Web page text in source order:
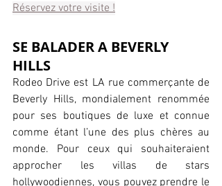
Réservez votre visite !
SE BALADER A BEVERLY
HILLS
Rodeo Drive est LA rue commerçante de
Beverly Hills, mondialement renommée
pour ses boutiques de luxe et connue
comme étant l’une des plus chères au
monde. Pour ceux qui souhaiteraient
approcher les villas de stars
hollywoodiennes, vous pouvez prendre le